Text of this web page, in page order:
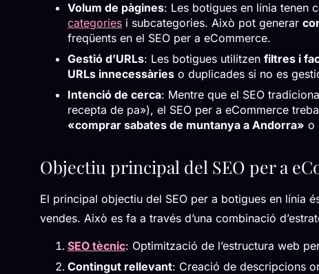
Volum de pàgines: Les botigues en línia tenen
categories i subcategories. Això pot generar
freqüents en el SEO per a eCommerce.
Gestió d’URLs: Les botigues utilitzen filtres i
URLs innecessàries o duplicades si no es
Intenció de cerca: Mentre que el SEO
recepta de pa»), el SEO per a eCommerce
«comprar sabates de muntanya a Andorra» o
Objectiu principal del SEO per a
El principal objectiu del SEO per a botigues en línia
vendes. Això es fa a través d’una combinació
SEO tècnic: Optimització de l’estructura web
Contingut rellevant: Creació de descripcions